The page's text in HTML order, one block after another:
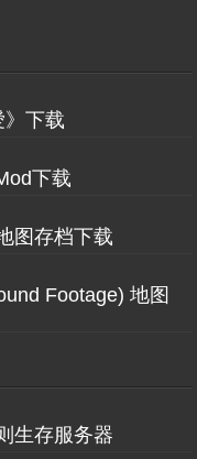
下载
下载
图存档下载
Footage) 地图
生存服务器